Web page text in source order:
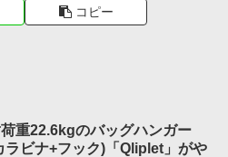
コピー
重22.6kgのバッグハンガー
ラビナ+フック)「Qliplet」がや